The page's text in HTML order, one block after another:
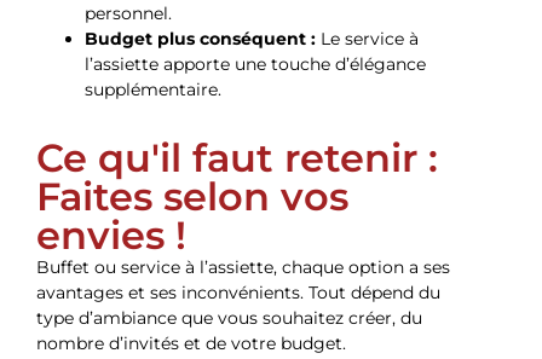
personnel.
Budget plus conséquent : Le service à
l’assiette apporte une touche d’élégance
supplémentaire.
Ce qu'il faut retenir :
Faites selon vos
envies !
Buffet ou service à l’assiette, chaque option a ses
avantages et ses inconvénients. Tout dépend du
type d’ambiance que vous souhaitez créer, du
nombre d’invités et de votre budget.